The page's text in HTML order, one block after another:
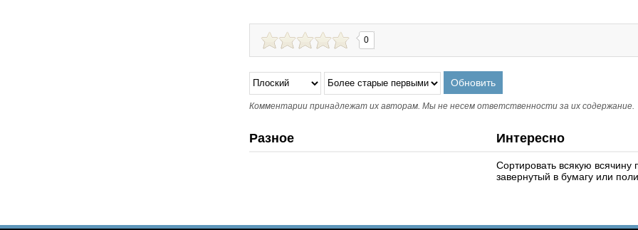
0
Комментарии принадлежат их авторам. Мы не несем ответственности за их содержание.
Разное Интересно
Сортировать всякую всячину
завернутый в бумагу или